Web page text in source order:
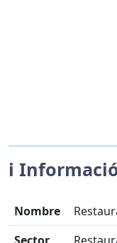
ℹ️
Nombre